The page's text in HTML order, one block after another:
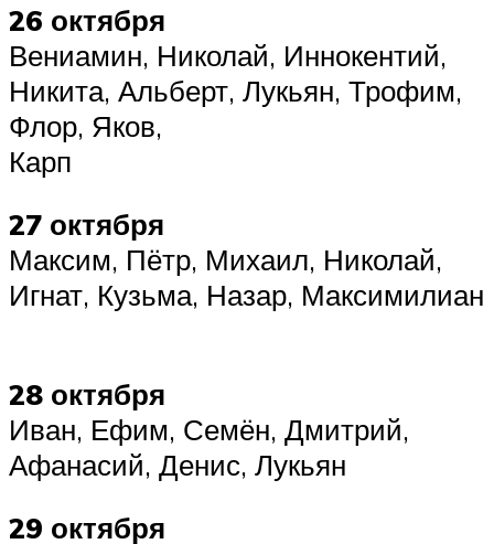
26 октября
Вениамин, Николай, Иннокентий,
Никита, Альберт, Лукьян, Трофим,
Флор, Яков,
Карп
27 октября
Максим, Пётр, Михаил, Николай,
Игнат, Кузьма, Назар, Максимилиан
28 октября
Иван, Ефим, Семён, Дмитрий,
Афанасий, Денис, Лукьян
29 октября